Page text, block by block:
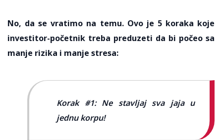
No, da se vratimo na temu. Ovo je 5 koraka koje
investitor-početnik treba preduzeti da bi počeo sa
manje rizika i manje stresa:
Korak #1: Ne stavljaj sva jaja u
jednu korpu!